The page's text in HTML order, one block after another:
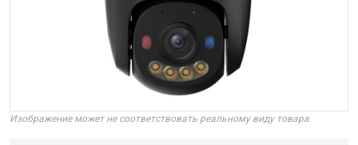
Изображение может не соответствовать реальному виду товара